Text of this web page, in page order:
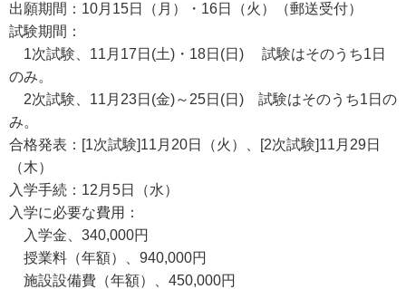
出願期間：10月15日（月）・16日（火）（郵送受付）
試験期間：
1次試験、11月17日(土)・18日(日) 試験はそのうち1日
のみ。
2次試験、11月23日(金)～25日(日) 試験はそのうち1日の
み。
合格発表：[1次試験]11月20日（火）、[2次試験]11月29日
（木）
入学手続：12月5日（水）
入学に必要な費用：
入学金、340,000円
授業料（年額）、940,000円
施設設備費（年額）、450,000円